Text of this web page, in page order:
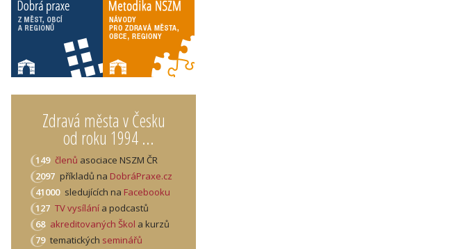
Zdravá města v Česku
od roku 1994 ...
149 členů asociace NSZM ČR
2097 příkladů na DobráPraxe.cz
41000 sledujících na Facebooku
127 TV vysílání a podcastů
68 akreditovaných Škol a kurzů
79 tematických seminářů